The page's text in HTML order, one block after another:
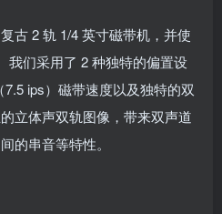
古 2 轨 1/4 英寸磁带机，并使
我们采用了 2 种独特的偏置设
ips）磁带速度以及独特的双
立体声双轨图像，带来双声道
的串音等特性。